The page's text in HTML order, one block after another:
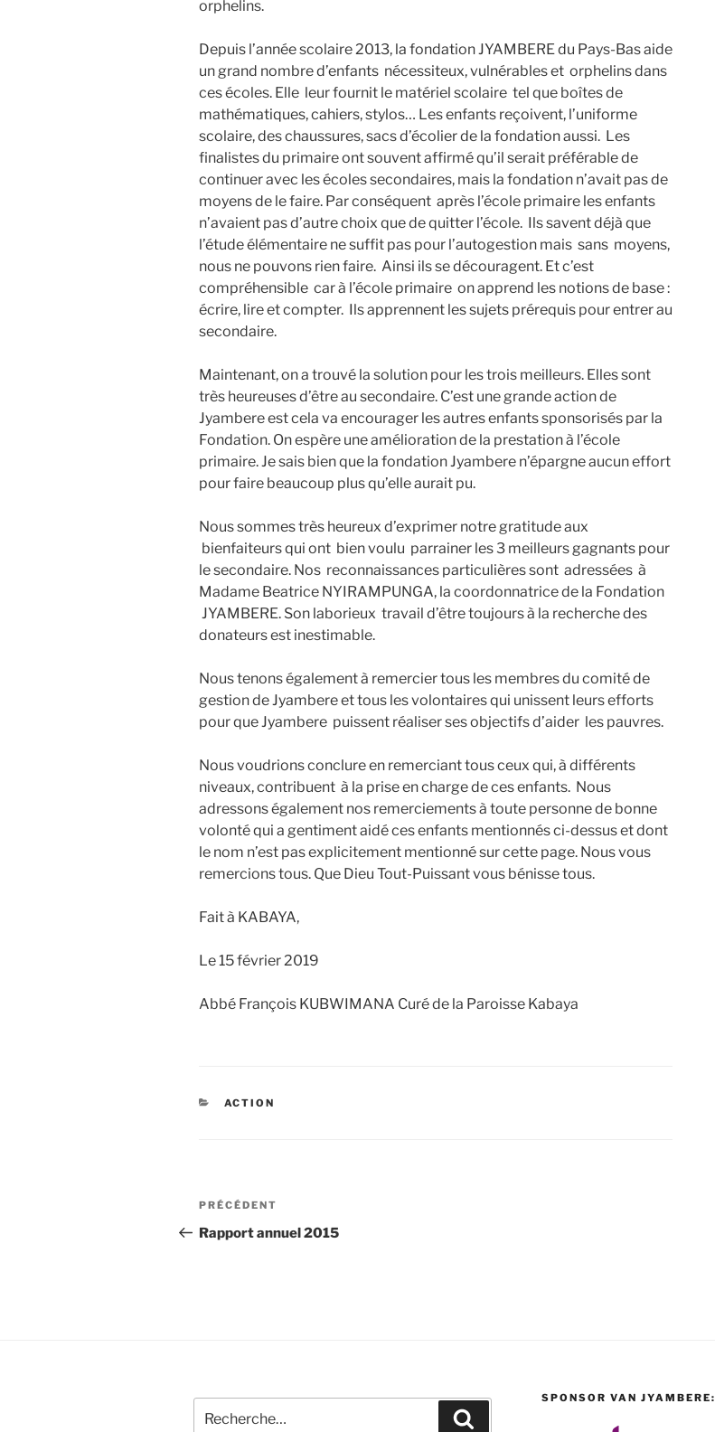
orphelins.
Depuis l’année scolaire 2013, la fondation JYAMBERE du Pays-Bas aide
un grand nombre d’enfants nécessiteux, vulnérables et orphelins dans
ces écoles. Elle leur fournit le matériel scolaire tel que boîtes de
mathématiques, cahiers, stylos… Les enfants reçoivent, l’uniforme
scolaire, des chaussures, sacs d’écolier de la fondation aussi. Les
finalistes du primaire ont souvent affirmé qu’il serait préférable de
continuer avec les écoles secondaires, mais la fondation n’avait pas de
moyens de le faire. Par conséquent après l’école primaire les enfants
n’avaient pas d’autre choix que de quitter l’école. Ils savent déjà que
l’étude élémentaire ne suffit pas pour l’autogestion mais sans moyens,
nous ne pouvons rien faire. Ainsi ils se découragent. Et c’est
compréhensible car à l’école primaire on apprend les notions de base :
écrire, lire et compter. Ils apprennent les sujets prérequis pour entrer au
secondaire.
Maintenant, on a trouvé la solution pour les trois meilleurs. Elles sont
très heureuses d’être au secondaire. C’est une grande action de
Jyambere est cela va encourager les autres enfants sponsorisés par la
Fondation. On espère une amélioration de la prestation à l’école
primaire. Je sais bien que la fondation Jyambere n’épargne aucun effort
pour faire beaucoup plus qu’elle aurait pu.
Nous sommes très heureux d’exprimer notre gratitude aux
bienfaiteurs qui ont bien voulu parrainer les 3 meilleurs gagnants pour
le secondaire. Nos reconnaissances particulières sont adressées à
Madame Beatrice NYIRAMPUNGA, la coordonnatrice de la Fondation
JYAMBERE. Son laborieux travail d’être toujours à la recherche des
donateurs est inestimable.
Nous tenons également à remercier tous les membres du comité de
gestion de Jyambere et tous les volontaires qui unissent leurs efforts
pour que Jyambere puissent réaliser ses objectifs d’aider les pauvres.
Nous voudrions conclure en remerciant tous ceux qui, à différents
niveaux, contribuent à la prise en charge de ces enfants. Nous
adressons également nos remerciements à toute personne de bonne
volonté qui a gentiment aidé ces enfants mentionnés ci-dessus et dont
le nom n’est pas explicitement mentionné sur cette page. Nous vous
remercions tous. Que Dieu Tout-Puissant vous bénisse tous.
Fait à KABAYA,
Le 15 février 2019
Abbé François KUBWIMANA Curé de la Paroisse Kabaya
CATÉGORIES
ACTION
Navigation
de
Article
précédent
PRÉCÉDENT
Rapport annuel 2015
pour
SPONSOR VAN JYAMBERE: